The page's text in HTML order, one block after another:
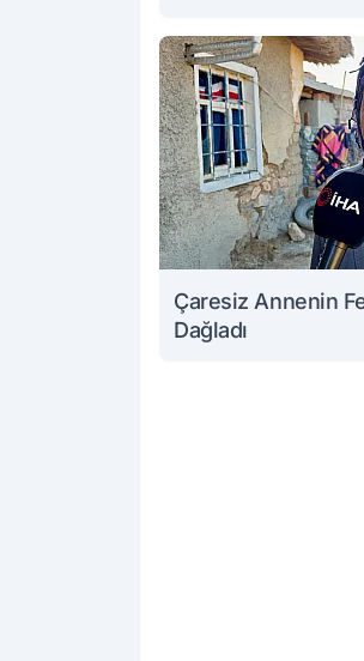
Çaresiz Annenin
Dağladı